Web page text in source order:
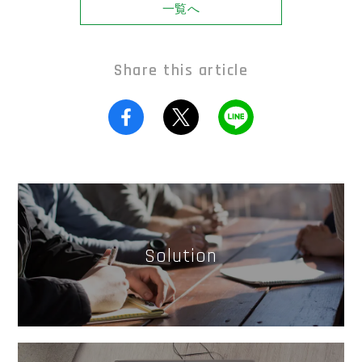
一覧へ
Share this article
Solution